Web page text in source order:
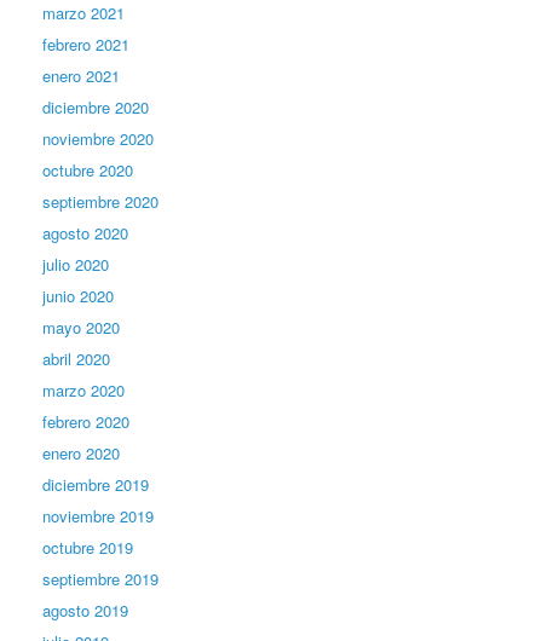
marzo 2021
febrero 2021
enero 2021
diciembre 2020
noviembre 2020
octubre 2020
septiembre 2020
agosto 2020
julio 2020
junio 2020
mayo 2020
abril 2020
marzo 2020
febrero 2020
enero 2020
diciembre 2019
noviembre 2019
octubre 2019
septiembre 2019
agosto 2019